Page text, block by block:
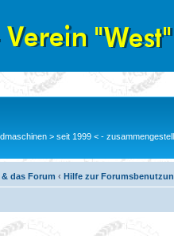
> seit 1999 < -
das Forum ‹ Hilfe zur